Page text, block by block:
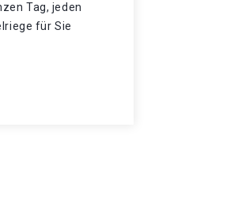
Tag, jeden
für Sie